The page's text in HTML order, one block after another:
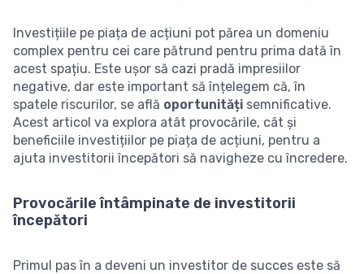
Investițiile pe piața de acțiuni pot părea un domeniu
complex pentru cei care pătrund pentru prima dată în
acest spațiu. Este ușor să cazi pradă impresiilor
negative, dar este important să înțelegem că, în
spatele riscurilor, se află oportunități semnificative.
Acest articol va explora atât provocările, cât și
beneficiile investițiilor pe piața de acțiuni, pentru a
ajuta investitorii începători să navigheze cu încredere.
Provocările întâmpinate de investitorii
începători
Primul pas în a deveni un investitor de succes este să